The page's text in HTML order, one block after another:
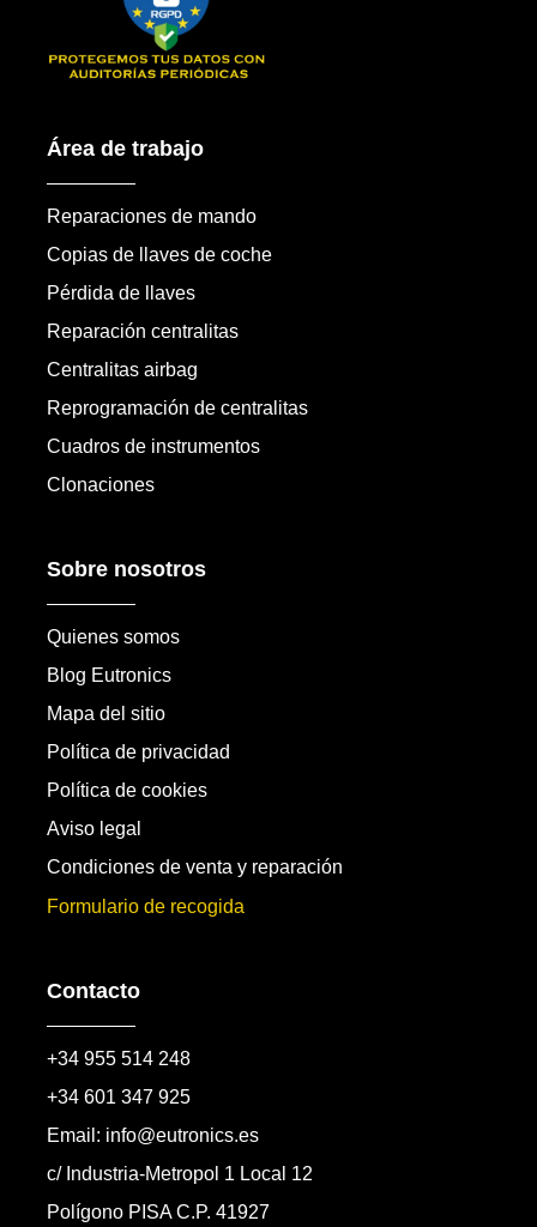
Área de trabajo
Reparaciones de mando
Copias de llaves de coche
Pérdida de llaves
Reparación centralitas
Centralitas airbag
Reprogramación de centralitas
Cuadros de instrumentos
Clonaciones
Sobre nosotros
Quienes somos
Blog Eutronics
Mapa del sitio
Política de privacidad
Política de cookies
Aviso legal
Condiciones de venta y reparación
Formulario de recogida
Contacto
+34 955 514 248
+34 601 347 925
Email: info@eutronics.es
c/ Industria-Metropol 1 Local 12
Polígono PISA C.P. 41927